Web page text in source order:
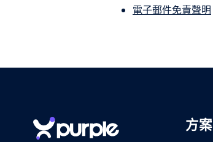
電子郵件免責聲明
方案